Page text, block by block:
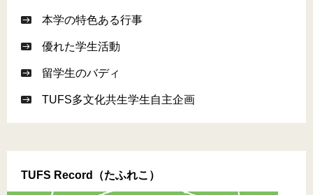
本学の特色ある行事
優れた学生活動
留学生のバディ
TUFS多文化共生学生自主企画
TUFS Record（たふれこ）